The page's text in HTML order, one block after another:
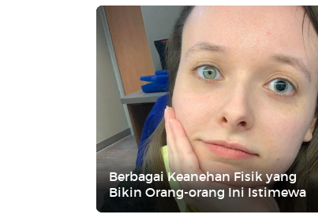
Berbagai Keanehan Fisik yang
Bikin Orang-orang Ini Istimewa